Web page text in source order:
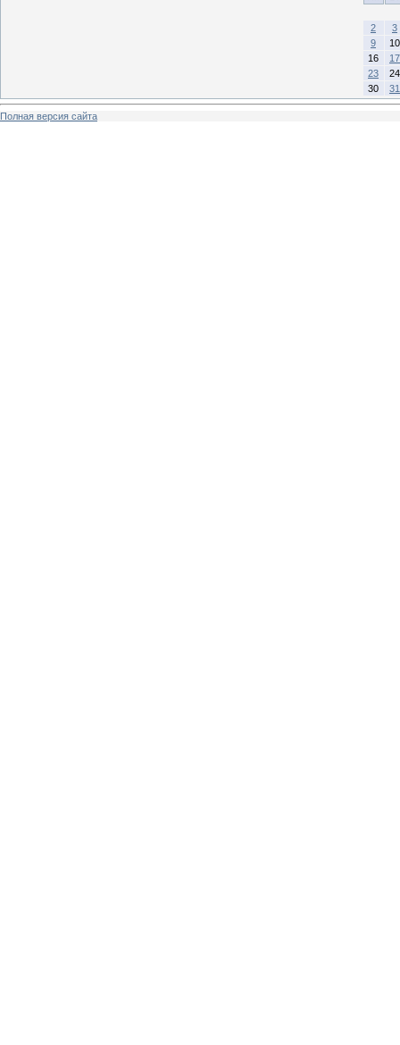
2
3
9
10
16
17
23
24
30
31
Полная версия сайта